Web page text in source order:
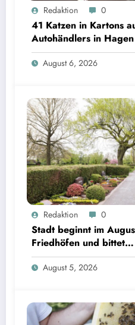
Redaktion 0
41 Katzen in Kartons
Autohändlers in
August 6, 2026
Redaktion 0
Stadt beginnt im
Friedhöfen und bittet
Grabverantwortliche
August 5, 2026